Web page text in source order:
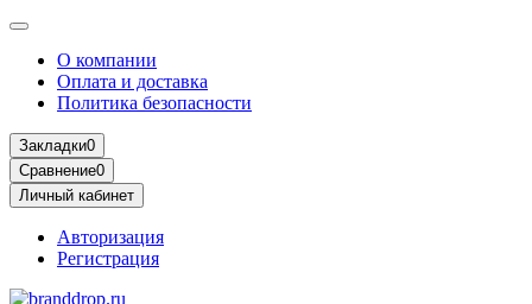
О компании
Оплата и доставка
Политика безопасности
Закладки0
Сравнение0
Личный кабинет
Авторизация
Регистрация